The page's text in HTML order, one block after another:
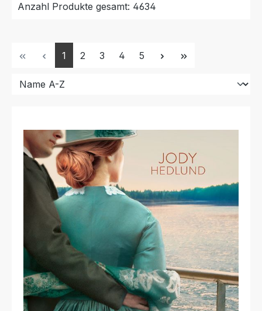
Anzahl Produkte gesamt: 4634
Seite
1 Seite
2 Seite
3 Seite
4 Seite
5